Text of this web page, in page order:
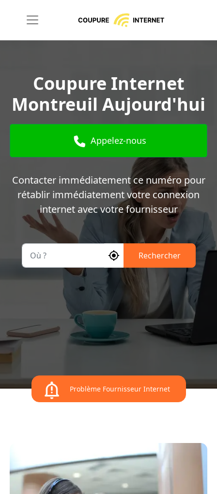
Coupure Internet
Montreuil Aujourd'hui
Appelez-nous
Contacter immédiatement ce numéro pour
rétablir immédiatement votre connexion
internet avec votre fournisseur
Rechercher
Problème Fournisseur Internet